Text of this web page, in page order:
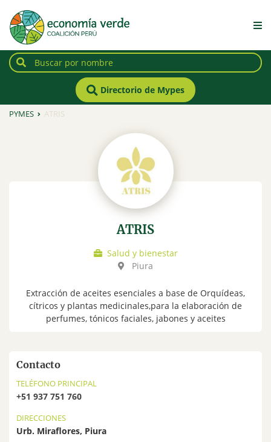
Directorio de Mypes
PYMES ATRIS
ATRIS
Salud y bienestar
Piura
Extracción de aceites esenciales a base de Orquídeas,
cítricos y plantas medicinales,para la elaboración de
perfumes, tónicos faciales, jabones y aceites
Contacto
TELÉFONO PRINCIPAL
+51 937 751 760
DIRECCIONES
Urb. Miraflores, Piura